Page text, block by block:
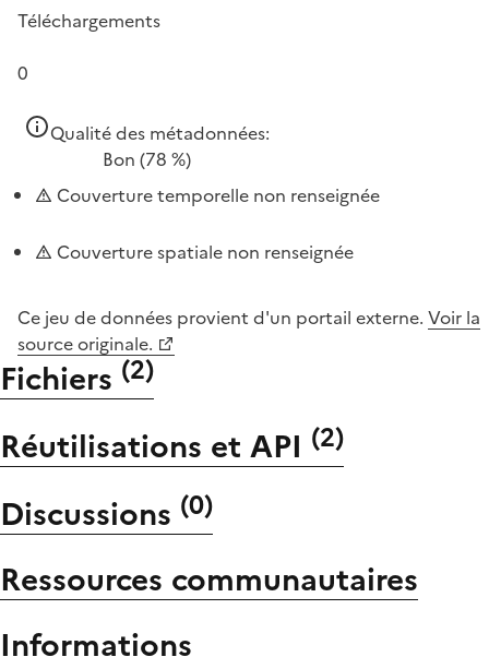
Téléchargements
0
Qualité des métadonnées:
Bon (78 %)
Couverture temporelle non renseignée
Couverture spatiale non renseignée
Ce jeu de données provient d'un portail externe. Voir la
source originale.
Fichiers (2)
Réutilisations et API (2)
Discussions (0)
Ressources communautaires
Informations